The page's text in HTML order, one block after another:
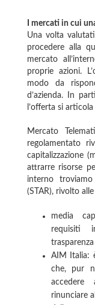
I mercati in cui
Una volta
procedere alla
mercato
proprie azio­ni.
modo da
d’azienda. In
l’offerta si articola
Mercato
regolamentato
capitalizzazione
attrarre risorse
interno
(STAR), rivolto
media
requisiti
AIM Italia:
che, pur
rinunciare